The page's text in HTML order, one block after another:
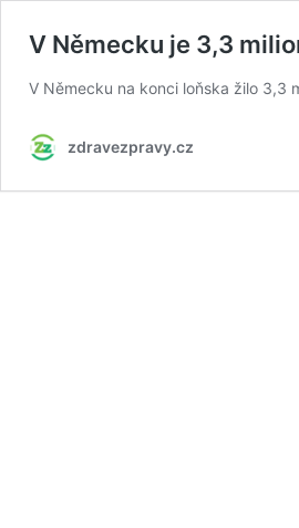
V Německu je 3,3
V Německu na konci loňska žilo 3,3
zdravezpravy.cz